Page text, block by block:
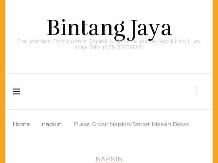
Bintang Jaya
Perusahaan Pembuatan Taplak Meja Berkualitas Siap Kirim Luar
Kota Telp. (021) 8261.9088
Home napkin Pusat Grosir Napkin/Serbet Makan Bekasi
NAPKIN